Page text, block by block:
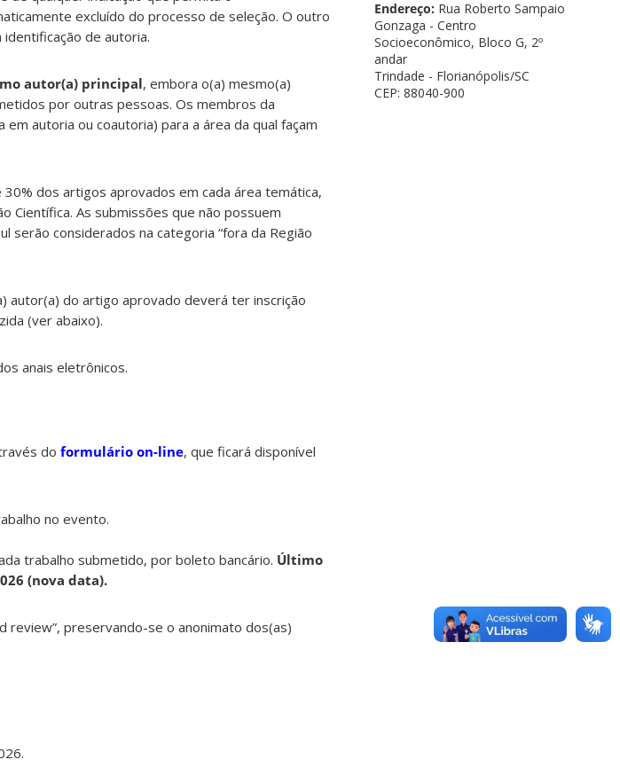
excluído do processo de seleção. O outro
de autoria.
autor(a) principal, embora o(a) mesmo(a)
por outras pessoas. Os membros da
autoria ou coautoria) para a área da qual façam
dos artigos aprovados em cada área temática,
Científica. As submissões que não possuem
serão considerados na categoria “fora da Região
autor(a) do artigo aprovado deverá ter inscrição
(ver abaixo).
anais eletrônicos.
do formulário on-line, que ficará disponível
no evento.
trabalho submetido, por boleto bancário. Último
(nova data).
review”, preservando-se o anonimato dos(as)
Endereço: Rua Roberto Sampaio
Gonzaga - Centro
Socioeconômico, Bloco G, 2º
andar
Trindade - Florianópolis/SC
CEP: 88040-900